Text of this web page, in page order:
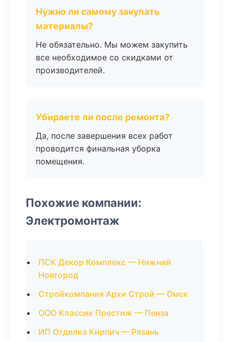
Нужно ли самому закупать
материалы?
Не обязательно. Мы можем закупить
все необходимое со скидками от
производителей.
Убираете ли после ремонта?
Да, после завершения всех работ
проводится финальная уборка
помещения.
Похожие компании:
Электромонтаж
ПСК Декор Комплекс — Нижний
Новгород
Стройкомпания Архи Строй — Омск
ООО Классик Престиж — Пенза
ИП Отделка Кирпич — Рязань